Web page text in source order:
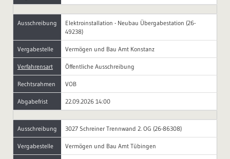
Ausschreibung
Elektroinstallation - Neubau Übergabestation (26-
49238)
Vergabestelle Vermögen und Bau Amt Konstanz
Verfahrensart Öffentliche Ausschreibung
Rechtsrahmen VOB
Abgabefrist 22.09.2026 14:00
Ausschreibung 3027 Schreiner Trennwand 2. OG (26-86308)
Vergabestelle Vermögen und Bau Amt Tübingen